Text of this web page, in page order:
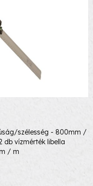
szélesség - 800mm /
db vízmérték libella
/ m